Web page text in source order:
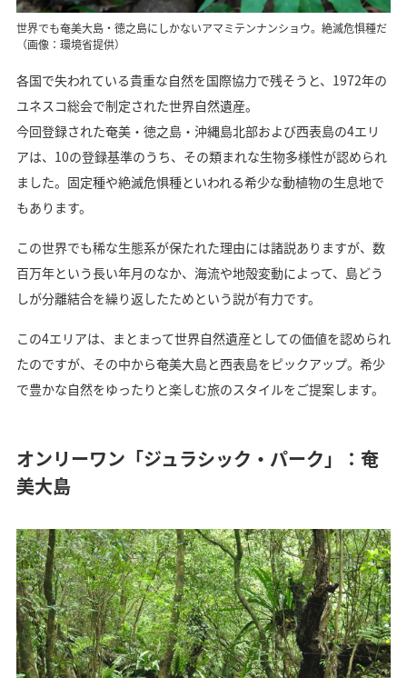
世界でも奄美大島・徳之島にしかないアマミテンナンショウ。絶滅危惧種だ
（画像：環境省提供）
各国で失われている貴重な自然を国際協力で残そうと、1972年の
ユネスコ総会で制定された世界自然遺産。
今回登録された奄美・徳之島・沖縄島北部および西表島の4エリ
アは、10の登録基準のうち、その類まれな生物多様性が認められ
ました。固定種や絶滅危惧種といわれる希少な動植物の生息地で
もあります。
この世界でも稀な生態系が保たれた理由には諸説ありますが、数
百万年という長い年月のなか、海流や地殻変動によって、島どう
しが分離結合を繰り返したためという説が有力です。
この4エリアは、まとまって世界自然遺産としての価値を認められ
たのですが、その中から奄美大島と西表島をピックアップ。希少
で豊かな自然をゆったりと楽しむ旅のスタイルをご提案します。
オンリーワン「ジュラシック・パーク」：奄
美大島